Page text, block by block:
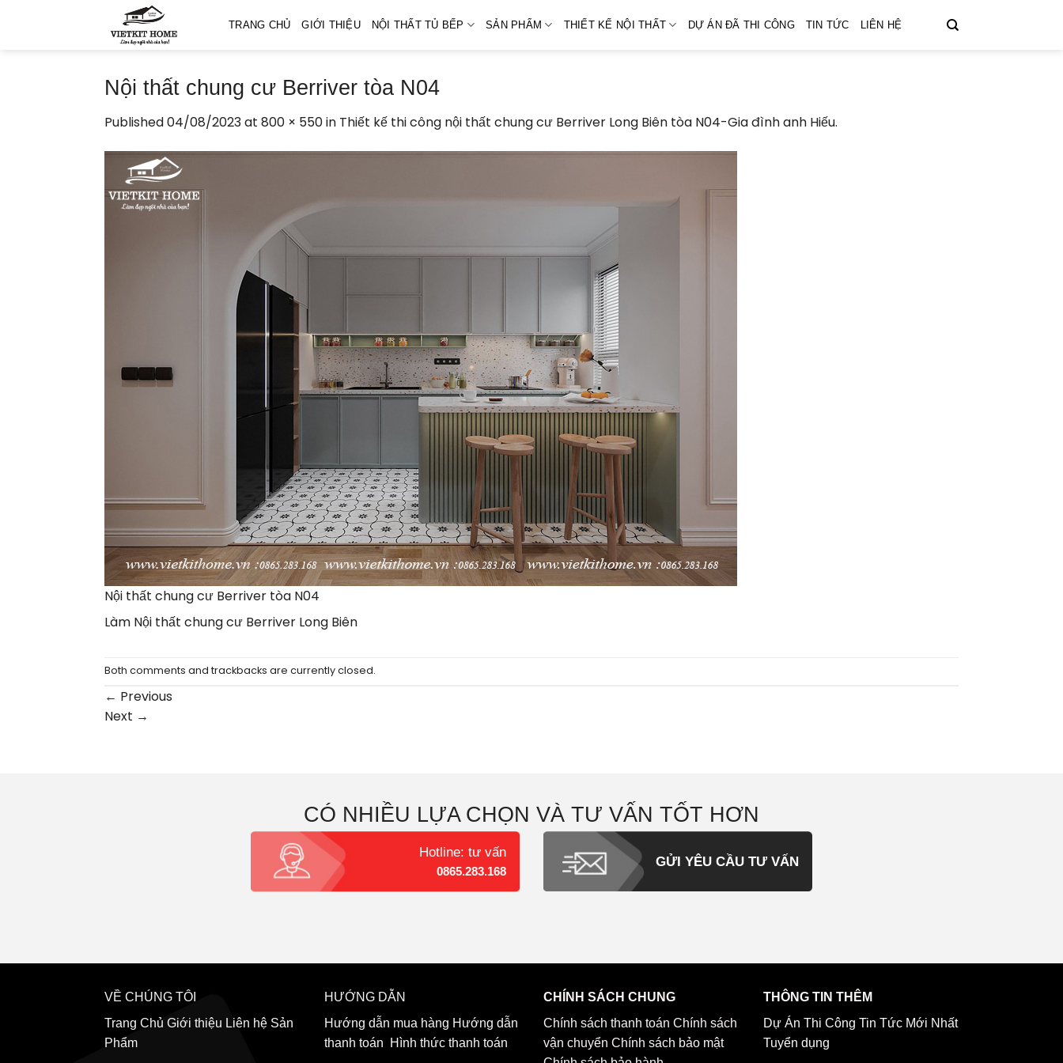
TRANG CHỦ GIỚI THIỆU NỘI THẤT TỦ BẾP SẢN PHẨM THIẾT KẾ NỘI THẤT DỰ ÁN ĐÃ THI CÔNG TIN TỨC LIÊN HỆ
Nội thất chung cư Berriver tòa N04
Published04/08/2023at 800 × 550in Thiết kế thi công nội thất chung cư Berriver Long Biên tòa N04-Gia đình anh Hiếu.
Nội thất chung cư Berriver tòa N04
Làm Nội thất chung cư Berriver Long Biên
Both comments and trackbacks are currently closed.
← Previous
Next →
CÓ NHIỀU LỰA CHỌN VÀ TƯ VẤN TỐT HƠN
Hotline: tư vấn
0865.283.168
GỬI YÊU CẦU TƯ VẤN
VỀ CHÚNG TÔI
Trang Chủ Giới thiệu Liên hệ Sản
Phẩm
HƯỚNG DẪN
Hướng dẫn mua hàng Hướng dẫn
thanh toán
Hình thức thanh toán
CHÍNH SÁCH CHUNG
Chính sách thanh toán Chính sách
vận chuyển Chính sách bảo mật
THÔNG TIN THÊM
Dự Án Thi Công Tin Tức Mới Nhất
Tuyển dụng